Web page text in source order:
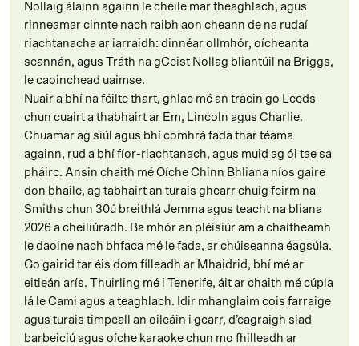
Nollaig álainn againn le chéile mar theaghlach, agus
rinneamar cinnte nach raibh aon cheann de na rudaí
riachtanacha ar iarraidh: dinnéar ollmhór, oícheanta
scannán, agus Tráth na gCeist Nollag bliantúil na Briggs,
le caoinchead uaimse.
Nuair a bhí na féilte thart, ghlac mé an traein go Leeds
chun cuairt a thabhairt ar Em, Lincoln agus Charlie.
Chuamar ag siúl agus bhí comhrá fada thar téama
againn, rud a bhí fíor-riachtanach, agus muid ag ól tae sa
pháirc. Ansin chaith mé Oíche Chinn Bhliana níos gaire
don bhaile, ag tabhairt an turais ghearr chuig feirm na
Smiths chun 30ú breithlá Jemma agus teacht na bliana
2026 a cheiliúradh. Ba mhór an pléisiúr am a chaitheamh
le daoine nach bhfaca mé le fada, ar chúiseanna éagsúla.
Go gairid tar éis dom filleadh ar Mhaidrid, bhí mé ar
eitleán arís. Thuirling mé i Tenerife, áit ar chaith mé cúpla
lá le Cami agus a teaghlach. Idir mhanglaim cois farraige
agus turais timpeall an oileáin i gcarr, d’eagraigh siad
barbeiciú agus oíche karaoke chun mo fhilleadh ar